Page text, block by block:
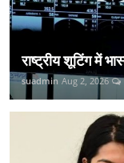
राष्ट्रीय शूटिंग में
suadmin Aug 2, 2026